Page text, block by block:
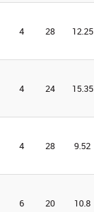
4 28 12.25
4 24 15.35
4 28 9.52
6 20 10.8